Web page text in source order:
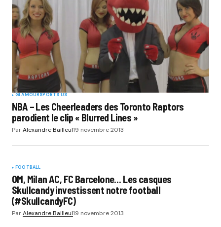
GLAMOURSPORTS US
NBA – Les Cheerleaders des Toronto Raptors
parodient le clip « Blurred Lines »
ParAlexandre Bailleul19 novembre 2013
FOOTBALL
OM, Milan AC, FC Barcelone… Les casques
Skullcandy investissent notre football
(#SkullcandyFC)
ParAlexandre Bailleul19 novembre 2013